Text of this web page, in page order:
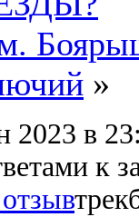
»
2023 в
к